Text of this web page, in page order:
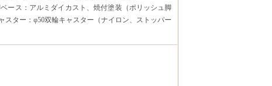
ース：アルミダイカスト、焼付塗装（ポリッシュ脚
ター：φ50双輪キャスター（ナイロン、ストッパー